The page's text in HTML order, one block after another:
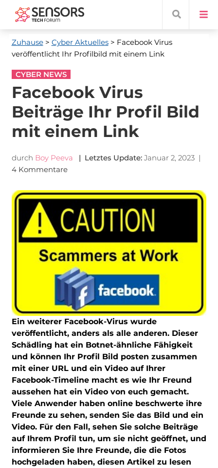
Zuhause> Cyber ​​Aktuelles> Facebook Virus
veröffentlicht Ihr Profilbild mit einem Link
CYBER NEWS
Facebook Virus
Beiträge Ihr Profil Bild
mit einem Link
durch Boy Peeva | Letztes Update: Januar 2, 2023|
4 Kommentare
Ein weiterer Facebook-Virus wurde
veröffentlicht, anders als alle anderen. Dieser
Schädling hat ein Botnet-ähnliche Fähigkeit
und können Ihr Profil Bild posten zusammen
mit einer URL und ein Video auf Ihrer
Facebook-Timeline macht es wie Ihr Freund
aussehen hat ein Video von euch gemacht.
Viele Anwender haben online beschwerte ihre
Freunde zu sehen, senden Sie das Bild und ein
Video. Für den Fall, sehen Sie solche Beiträge
auf Ihrem Profil tun, um sie nicht geöffnet, und
informieren Sie Ihre Freunde, die die Fotos
hochgeladen haben, diesen Artikel zu lesen